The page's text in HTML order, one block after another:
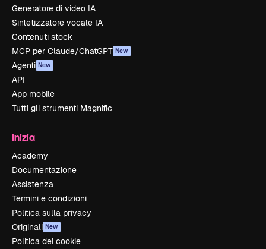
Generatore di video IA
Sintetizzatore vocale IA
Contenuti stock
MCP per Claude/ChatGPT New
Agenti New
API
App mobile
Tutti gli strumenti Magnific
Inizia
Academy
Documentazione
Assistenza
Termini e condizioni
Politica sulla privacy
Originali New
Politica dei cookie